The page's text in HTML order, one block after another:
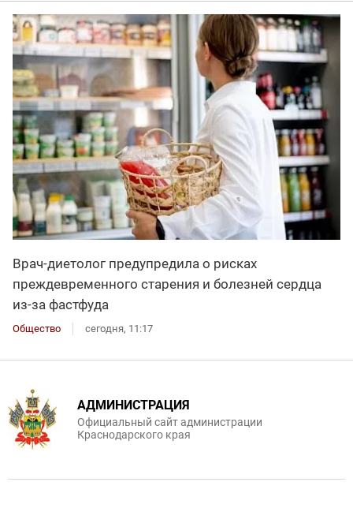
Врач-диетолог предупредила о рисках
преждевременного старения и болезней сердца
из-за фастфуда
Общество сегодня, 11:17
АДМИНИСТРАЦИЯ
Официальный сайт администрации
Краснодарского края